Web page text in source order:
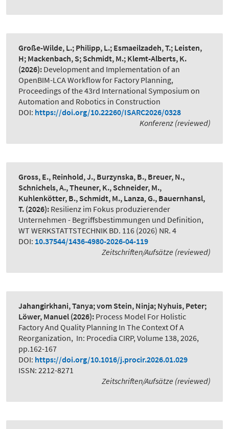
Große-Wilde, L.; Philipp, L.; Esmaeilzadeh, T.; Leisten,
H; Mackenbach, S; Schmidt, M.; Klemt-Alberts, K.
(2026): Development and Implementation of an
OpenBIM-LCA Workflow for Factory Planning,
Proceedings of the 43rd International Symposium on
Automation and Robotics in Construction
DOI: https://doi.org/10.22260/ISARC2026/0328
Konferenz (reviewed)
Gross, E., Reinhold, J., Burzynska, B., Breuer, N.,
Schnichels, A., Theuner, K., Schneider, M.,
Kuhlenkötter, B., Schmidt, M., Lanza, G., Bauernhansl,
T. (2026): Resilienz im Fokus produzierender
Unternehmen - Begriffsbestimmungen und Definition,
WT WERKSTATTSTECHNIK BD. 116 (2026) NR. 4
DOI: 10.37544/1436-4980-2026-04-119
Zeitschriften/Aufsätze (reviewed)
Jahangirkhani, Tanya; vom Stein, Ninja; Nyhuis, Peter;
Löwer, Manuel (2026): Process Model For Holistic
Factory And Quality Planning In The Context Of A
Reorganization, In: Procedia CIRP, Volume 138, 2026,
pp.162-167
DOI: https://doi.org/10.1016/j.procir.2026.01.029
ISSN: 2212-8271
Zeitschriften/Aufsätze (reviewed)